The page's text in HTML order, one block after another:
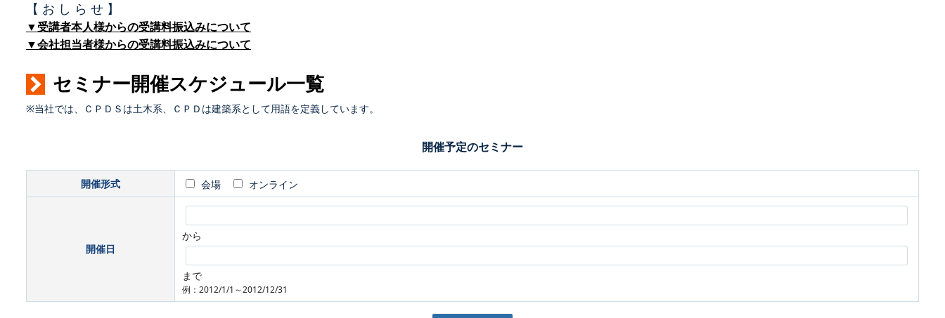
【 お し ら せ 】
▼受講者本人様からの受講料振込みについて
▼会社担当者様からの受講料振込みについて
セミナー開催スケジュール一覧
※当社では、ＣＰＤＳは土木系、ＣＰＤは建築系として用語を定義しています。
開催予定のセミナー
開催形式 会場 オンライン
開催日
から
まで
例：2012/1/1～2012/12/31